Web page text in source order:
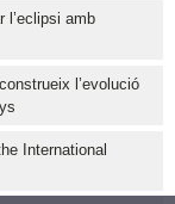
l’eclipsi amb
l’evolució
International